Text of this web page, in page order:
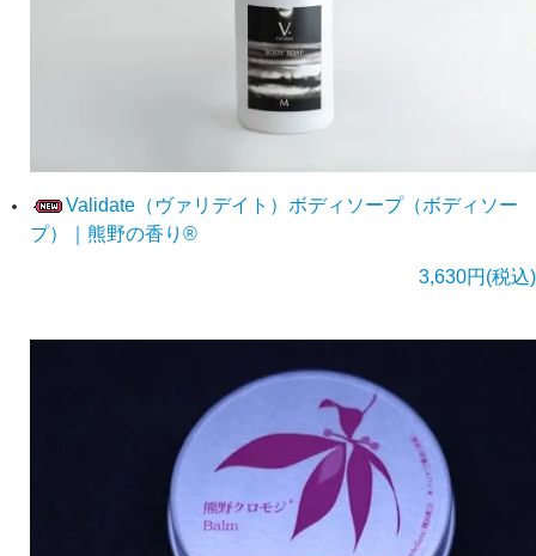
Validate（ヴァリデイト）ボディソープ（ボディソー
プ）｜熊野の香り®
3,630円(税込)